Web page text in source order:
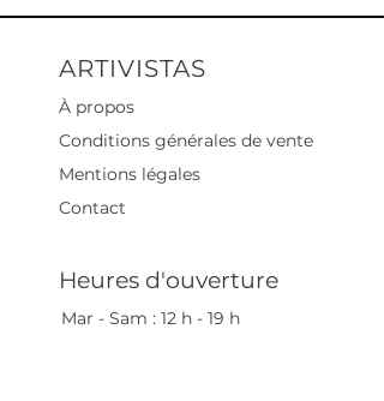
ARTIVISTAS
À propos
Conditions générales de vente
Mentions légales
Contact
Heures d'ouverture
Mar - Sam : 12 h - 19 h